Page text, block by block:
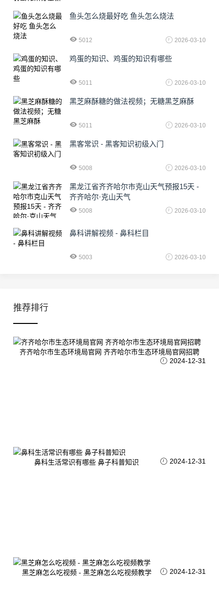
鱼头怎么烧最好吃 鱼头怎么烧法
5012 2026-03-10
鸡蛋的知识、鸡蛋的知识有哪些
5011 2026-03-10
黑芝麻酥糖的做法视频；无糖黑芝麻酥
5011 2026-03-10
黑客常识 - 黑客知识初级入门
5008 2026-03-10
黑龙江省齐齐哈尔市克山天气预报15天 -
齐齐哈尔·克山天气
5008 2026-03-10
鼻科讲解视频 - 鼻科栏目
5003 2026-03-10
推荐排行
齐齐哈尔市生态环境局官网 齐齐哈尔市生态环境局官网招聘
2024-12-31
鼻科生活常识有哪些 鼻子科普知识 2024-12-31
黑芝麻怎么吃视频 - 黑芝麻怎么吃视频教学 2024-12-31